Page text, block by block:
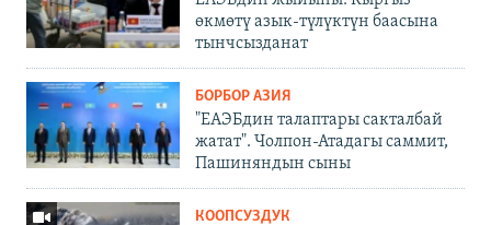
өкмөтү азык-түлүктүн баасына
тынчсызданат
БОРБОР АЗИЯ
"ЕАЭБдин талаптары сакталбай
жатат". Чолпон-Атадагы саммит,
Пашиняндын сыны
КООПСУЗДУК